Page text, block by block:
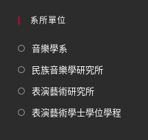
系所單位
音樂學系
民族音樂學研究所
表演藝術研究所
表演藝術學士學位學程